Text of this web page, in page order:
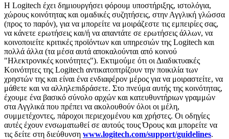
Η Logitech έχει δημιουργήσει φόρουμ υποστήριξης, ιστολόγια,
χώρους κοινότητας και ομαδικές συζητήσεις, στην Αγγλική γλώσσα
(προς το παρόν), για να μπορείτε να μοιράζεστε τις εμπειρίες σας,
να κάνετε ερωτήσεις και/ή να απαντάτε σε ερωτήσεις άλλων, να
κοινοποιείτε κριτικές προϊόντων και υπηρεσιών της Logitech και
πολλά άλλα (τα μέσα αυτά αποκαλούνται από κοινού
"Ηλεκτρονικές κοινότητες"). Εκτιμούμε ότι οι Διαδικτυακές
Κοινότητες της Logitech αντικατοπτρίζουν την ποικιλία των
χρηστών της και είναι ένα ενδιαφέρον μέρος για να μοιραστείτε, να
μάθετε και να αλληλεπιδράσετε. Στο πνεύμα αυτής της κοινότητας,
έχουμε ένα βασικό σύνολο αρχών και κατευθυντήριων γραμμών
στα Αγγλικά που πρέπει να ακολουθούν όλοι οι μέλη,
συμμετέχοντες, πάροχοι περιεχομένου και χρήστες. Οι οδηγίες
αυτές έχουν ενσωματωθεί σε αυτούς τους Όρους και μπορείτε να
τις δείτε στη διεύθυνση www.logitech.com/support/guidelines.